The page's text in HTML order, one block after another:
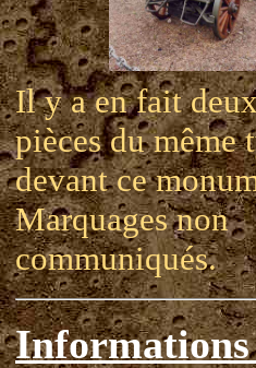
Il y a en fait
pièces du même
devant ce
Marquages non
communiqués.
Informations